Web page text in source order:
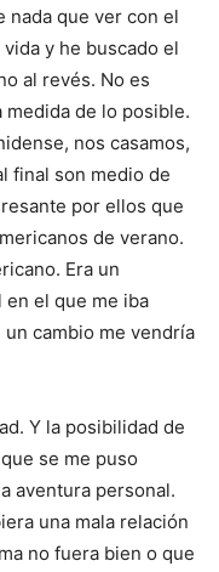
nada que ver con el
y he buscado el
al revés. No es
de lo posible.
nos casamos,
final son medio de
por ellos que
de verano.
Era un
el que me iba
cambio me vendría
Y la posibilidad de
se me puso
aventura personal.
una mala relación
no fuera bien o que